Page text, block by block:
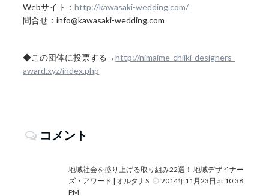
Webサイト：http://kawasaki-wedding.com/
問合せ：info@kawasaki-wedding.com
◆この団体に投票する→http://nimaime-chiiki-designers-
award.xyz/index.php
コメント
地域社会を盛り上げる取り組み22選！ 地域デザイナー
ズ・アワード | オルタナS
2014年11月23日 at 10:38
PM